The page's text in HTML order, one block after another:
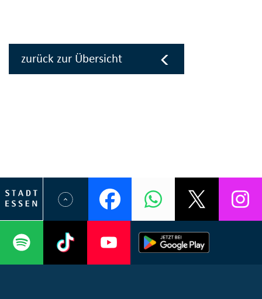
zurück zur Übersicht